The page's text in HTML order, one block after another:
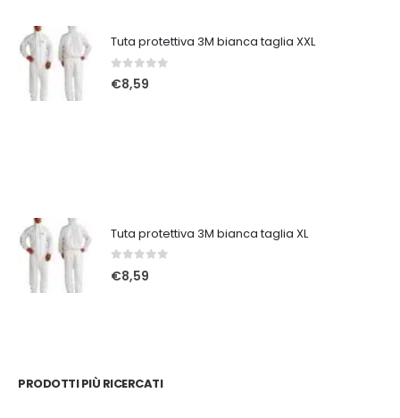
Tuta protettiva 3M bianca taglia XXL
Su 5
€8,59
Tuta protettiva 3M bianca taglia XL
Su 5
€8,59
PRODOTTI PIÙ RICERCATI